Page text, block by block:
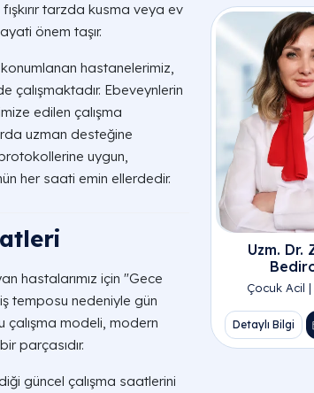
tarzda kusma veya ev
önem taşır.
hastanelerimiz,
Ebeveynlerin
edilen çalışma
uzman desteğine
uygun,
her saati emin ellerdedir.
hastalarımız için "Gece
temposu nedeniyle gün
çalışma modeli, modern
parçasıdır.
güncel çalışma saatlerini
Uzm. Dr.
Çocuk Acil
Detaylı Bilgi